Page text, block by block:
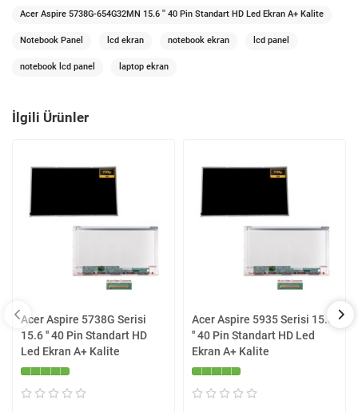
Acer Aspire 5738G-654G32MN 15.6 '' 40 Pin Standart HD Led Ekran A+ Kalite
Notebook Panel lcd ekran notebook ekran lcd panel
notebook lcd panel laptop ekran
İlgili Ürünler
Acer Aspire 5738G Serisi
15.6 '' 40 Pin Standart HD
Led Ekran A+ Kalite
Acer Aspire 5935 Serisi 15.6
'' 40 Pin Standart HD Led
Ekran A+ Kalite